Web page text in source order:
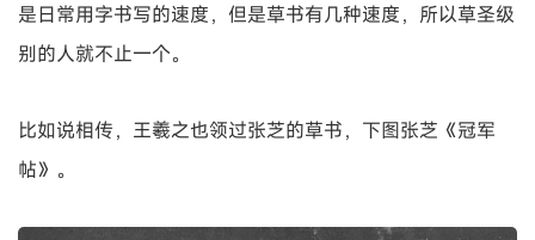
是日常用字书写的速度，但是草书有几种速度，所以草圣级
别的人就不止一个。
比如说相传，王羲之也领过张芝的草书，下图张芝《冠军
帖》。